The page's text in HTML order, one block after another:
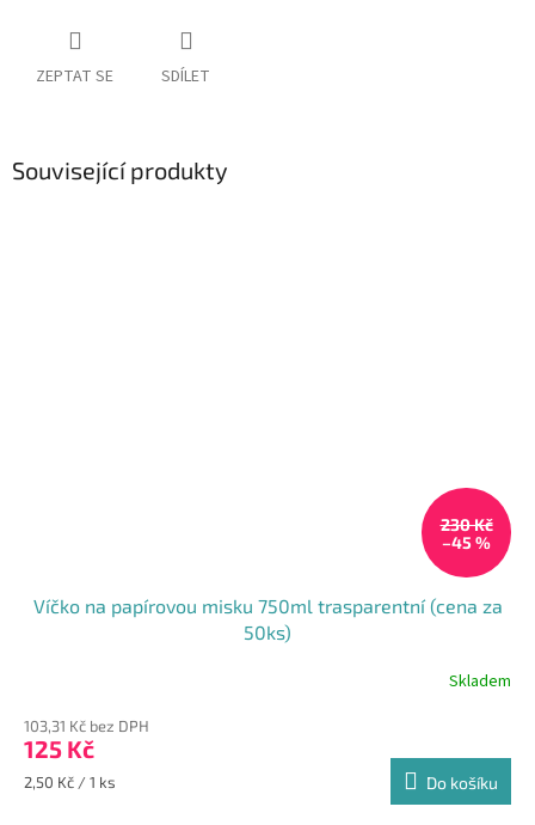
ZEPTAT SE SDÍLET
Související produkty
230 Kč
–45 %
Víčko na papírovou misku 750ml trasparentní (cena za
50ks)
Skladem
103,31 Kč bez DPH
125 Kč
Měrná
2,50 Kč / 1 ks Do košíku